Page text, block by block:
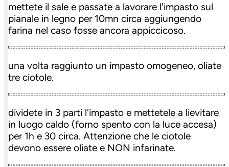
mettete il sale e passate a lavorare l'impasto sul
pianale in legno per 10mn circa aggiungendo
farina nel caso fosse ancora appiccicoso.
una volta raggiunto un impasto omogeneo, oliate
tre ciotole.
dividete in 3 parti l'impasto e mettetele a lievitare
in luogo caldo (forno spento con la luce accesa)
per 1h e 30 circa. Attenzione che le ciotole
devono essere oliate e NON infarinate.